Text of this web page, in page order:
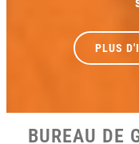
PLUS
BUREAU DE